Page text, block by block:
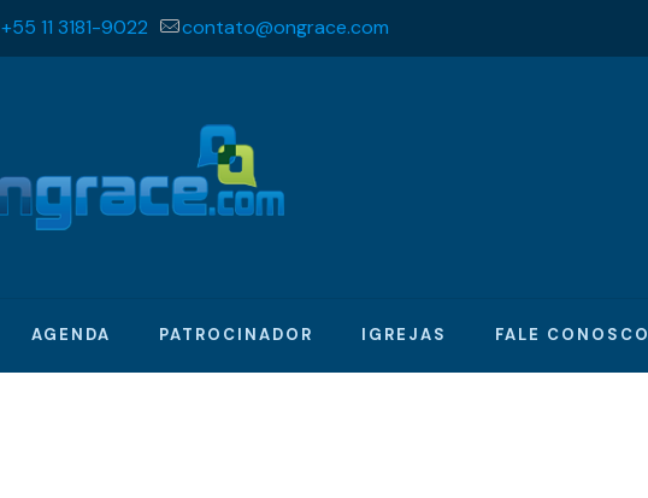
+55 11 3181-9022 contato@ongrace.com
AGENDA PATROCINADOR IGREJAS FALE CONOSCO